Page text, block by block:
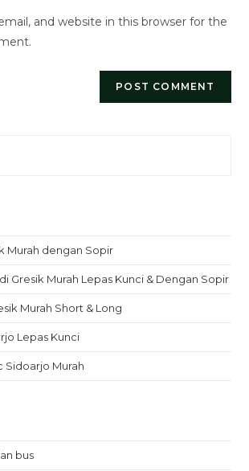
and website in this browser for the
Murah dengan Sopir
Gresik Murah Lepas Kunci & Dengan Sopir
Murah Short & Long
Lepas Kunci
Sidoarjo Murah
bus